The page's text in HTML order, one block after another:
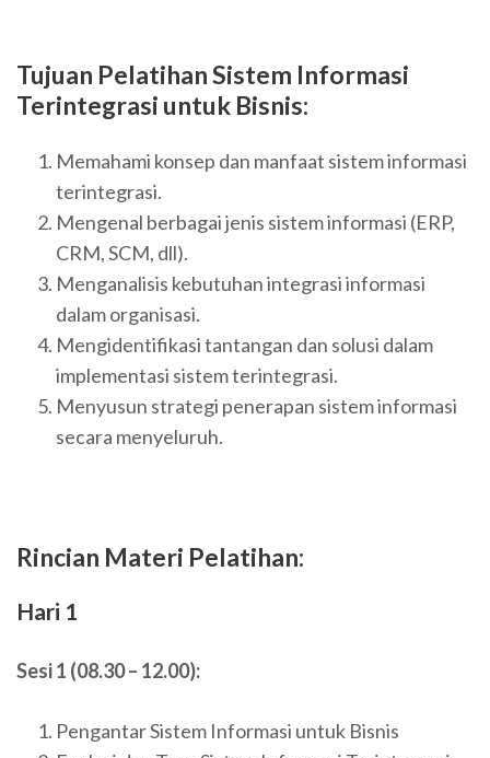
Tujuan PelatihanSistem Informasi
Terintegrasi untuk Bisnis:
Memahami konsep dan manfaat sistem informasi
terintegrasi.
Mengenal berbagai jenis sistem informasi (ERP,
CRM, SCM, dll).
Menganalisis kebutuhan integrasi informasi
dalam organisasi.
Mengidentifikasi tantangan dan solusi dalam
implementasi sistem terintegrasi.
Menyusun strategi penerapan sistem informasi
secara menyeluruh.
Rincian Materi Pelatihan:
Hari 1
Sesi 1 (08.30 – 12.00):
Pengantar Sistem Informasi untuk Bisnis